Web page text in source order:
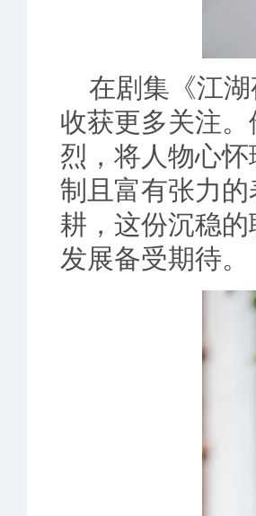
在剧集《江
收获更多关注
烈，将人物心
制且富有张力
耕，这份沉稳
发展备受期待。